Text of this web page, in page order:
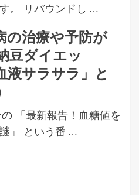
。 リバウンドし …
の治療や予防が
豆ダイエッ
液サラサラ」と
「最新報告！血糖値を
」 という番 …